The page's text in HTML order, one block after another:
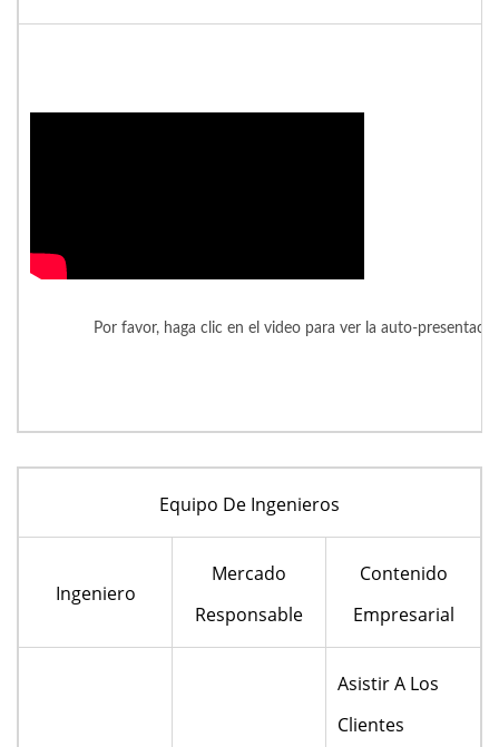
Por favor, haga clic en el video para ver la auto-
Equipo De Ingenieros
Ingeniero
Mercado
Responsable
Contenido
Empresarial
Asistir A Los
Clientes